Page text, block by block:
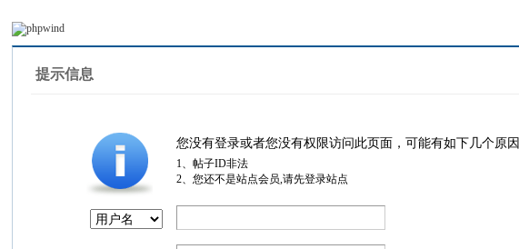
提示信息
您没有登录或者您没有权限访问此页面，可能有如下几个原因
1、帖子ID非法
2、您还不是站点会员,请先登录站点